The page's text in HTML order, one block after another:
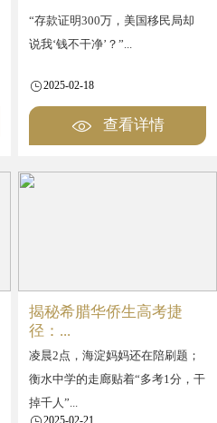
“存款证明300万，美国移民局却
说我‘钱不干净’？”...
2025-02-18
 查看详情
揭秘希腊华侨生高考捷
径：...
凌晨2点，海淀妈妈还在陪刷题；
衡水中学的走廊贴着“多考1分，干
掉千人”...
2025-02-21